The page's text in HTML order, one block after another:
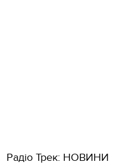
Радіо Трек: НОВИНИ